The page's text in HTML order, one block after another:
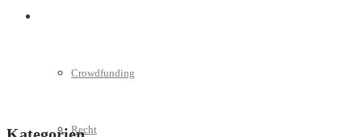
Crowdfunding
Recht